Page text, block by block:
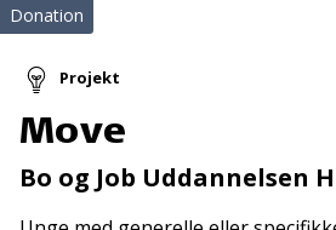
Projekt
Donation
Projekt
Move
Bo og Job Uddannelsen